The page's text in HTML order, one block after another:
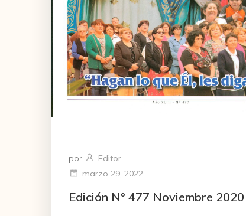
por
Editor
marzo 29, 2022
Edición N° 477 Noviembre 2020